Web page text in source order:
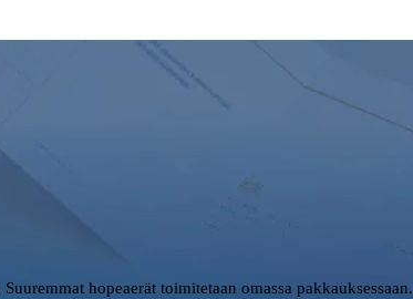
Suuremmat hopeaerät toimitetaan omassa pakkauksessaan.